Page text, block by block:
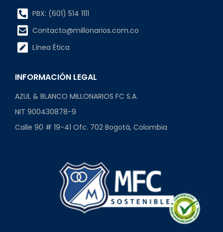
PBX: (601) 514 1111
Contacto@millonarios.com.co
Línea Ética
INFORMACIÓN LEGAL
AZUL & BLANCO MILLONARIOS FC S.A.
NIT 900430878-9
Calle 90 # 19-41 Ofc. 702 Bogotá, Colombia